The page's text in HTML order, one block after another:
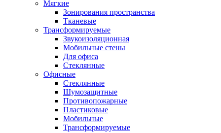
Мягкие
Зонирования пространства
Тканевые
Трансформируемые
Звукоизоляционная
Мобильные стены
Для офиса
Стеклянные
Офисные
Стеклянные
Шумозащитные
Противопожарные
Пластиковые
Мобильные
Трансформируемые